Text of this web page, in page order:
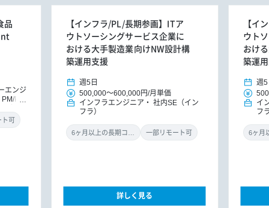
品
エンジ
PM/PM
スタ
ト可
【インフラ/PL/長期参画】ITア
ウトソーシングサービス企業に
おける大手製造業向けNW設計構
築運用支援
週5日
500,000～600,000円/月単価
インフラエンジニア
社内SE（イン
フラ）
一部リモート可
詳しく見る
【イ
ウト
おけ
築運
週5
イ
フ